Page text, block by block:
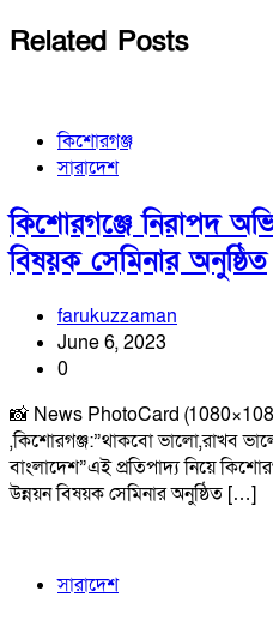
Related Posts
কিশোরগঞ্জ
সারাদেশ
কিশোরগঞ্জে নিরাপদ
বিষয়ক সেমিনার অনুষ্ঠিত
farukuzzaman
June 6, 2023
0
📸 News PhotoCard
,কিশোরগঞ্জ:”থাকবো ভালো,রাখব
বাংলাদেশ”এই প্রতিপাদ্য নিয়ে
উন্নয়ন বিষয়ক সেমিনার অনুষ্ঠিত […]
সারাদেশ